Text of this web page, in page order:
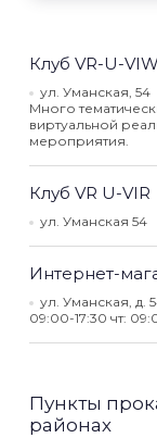
Клуб VR-U-VIW
ул. Уманская, 54
Много
виртуальной
мероприятия.
Клуб VR U-VIR
ул. Уманская 54
Интернет-
ул. Уманская, д.
09:00-17:30 чт:
Пункты
районах